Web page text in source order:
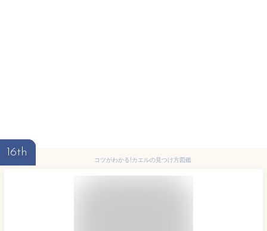
16th
コツがわかる!カエルの見つけ方図鑑